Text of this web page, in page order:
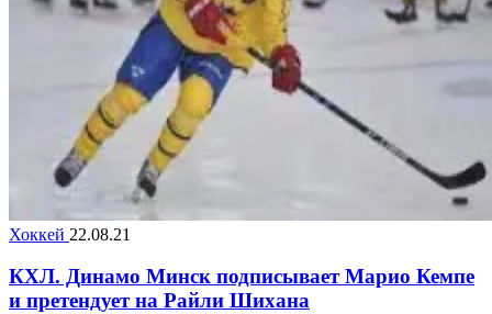
Хоккей 22.08.21
КХЛ. Динамо Минск подписывает Марио Кемпе
и претендует на Райли Шихана